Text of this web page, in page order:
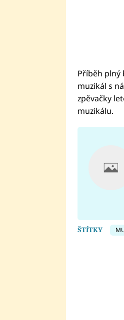
Příběh plný
muzikál s
zpěvačky
muzikálu.
ŠTÍTKY